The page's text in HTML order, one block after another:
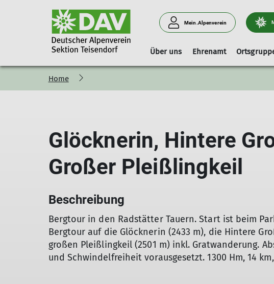
Mein.Alpenverein
Über uns
Vorstand Geschäftsstelle Mitgliedschaft
Ehrenamt
Vorstandschaft
Hinweise
Boulderhalle Teisendorf
Home
Glöcknerin, Hintere
Großer Pleißlingkeil
Beschreibung
Bergtour in den Radstätter Tauern. Start ist beim
Bergtour auf die Glöcknerin (2433 m), die Hintere
großen Pleißlingkeil (2501 m) inkl. Gratwanderung.
und Schwindelfreiheit vorausgesetzt. 1300 Hm, 14